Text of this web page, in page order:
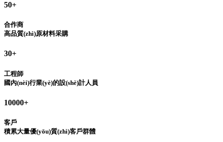
50+
合作商
高品質(zhì)原材料采購
30+
工程師
國內(nèi)行業(yè)的設(shè)計人員
10000+
客戶
積累大量優(yōu)質(zhì)客戶群體